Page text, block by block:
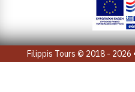
Filippis Tours © 2018 - 2026